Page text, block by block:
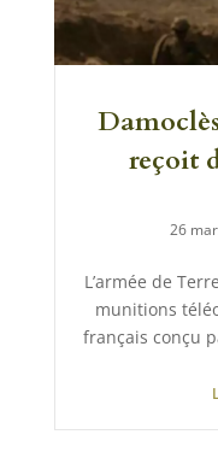
reçoit
26
L’armée de
munitions
français conçu